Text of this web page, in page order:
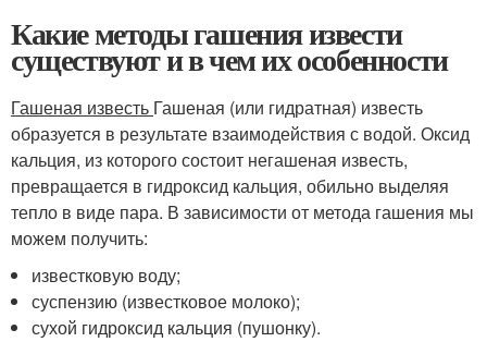
Какие методы гашения извести
существуют и в чем их особенности
Гашеная известь Гашеная (или гидратная) известь
образуется в результате взаимодействия с водой. Оксид
кальция, из которого состоит негашеная известь,
превращается в гидроксид кальция, обильно выделяя
тепло в виде пара. В зависимости от метода гашения мы
можем получить:
известковую воду;
суспензию (известковое молоко);
сухой гидроксид кальция (пушонку).